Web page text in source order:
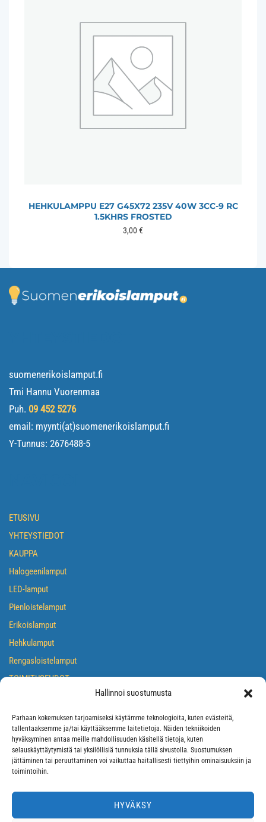
Hallinnoi suostumusta
Parhaan kokemuksen tarjoamiseksi käytämme teknologioita, kuten evästeitä,
tallentaaksemme ja/tai käyttääksemme laitetietoja. Näiden tekniikoiden
hyväksyminen antaa meille mahdollisuuden käsitellä tietoja, kuten
selauskäyttäytymistä tai yksilöllisiä tunnuksia tällä sivustolla. Suostumuksen
jättäminen tai peruuttaminen voi vaikuttaa haitallisesti tiettyihin ominaisuuksiin ja
toimintoihin.
HYVÄKSY
HEHKULAMPPU E27 G45X72 235V 40W 3CC-9 RC
1.5KHRS FROSTED
3,00€
suomenerikoislamput.fi
Tmi Hannu Vuorenmaa
Puh. 09 452 5276
email: myynti(at)suomenerikoislamput.fi
Y-Tunnus: 2676488-5
ETUSIVU
YHTEYSTIEDOT
KAUPPA
Halogeenilamput
LED-lamput
Pienloistelamput
Erikoislamput
Hehkulamput
Rengasloistelamput
TOIMITUSEHDOT
EVÄSTEKÄYTÄNTÖ